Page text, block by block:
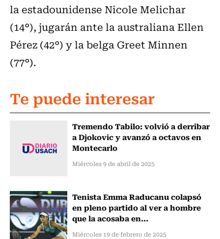
la estadounidense Nicole Melichar
(14°), jugarán ante la australiana Ellen
Pérez (42°) y la belga Greet Minnen
(77°).
Te puede interesar
Tremendo Tabilo: volvió a derribar
a Djokovic y avanzó a octavos en
Montecarlo
Miércoles 9 de abril de 2025
Tenista Emma Raducanu colapsó
en pleno partido al ver a hombre
que la acosaba en...
Miércoles 19 de febrero de 2025